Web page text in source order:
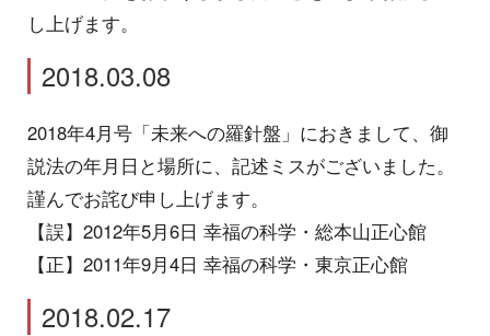
し上げます。
2018.03.08
2018年4月号「未来への羅針盤」におきまして、御
説法の年月日と場所に、記述ミスがございました。
謹んでお詫び申し上げます。
【誤】2012年5月6日 幸福の科学・総本山正心館
【正】2011年9月4日 幸福の科学・東京正心館
2018.02.17